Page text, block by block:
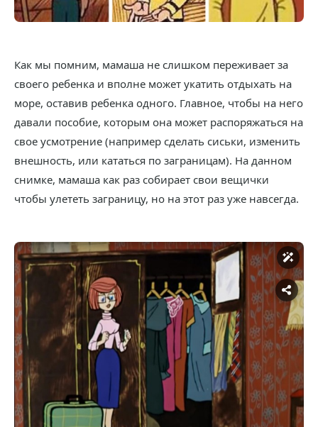
Как мы помним, мамаша не слишком переживает за
своего ребенка и вполне может укатить отдыхать на
море, оставив ребенка одного. Главное, чтобы на него
давали пособие, которым она может распоряжаться на
свое усмотрение (например сделать сиськи, изменить
внешность, или кататься по заграницам). На данном
снимке, мамаша как раз собирает свои вещички
чтобы улететь заграницу, но на этот раз уже навсегда.